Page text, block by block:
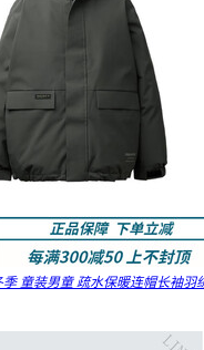
季 童装男童 疏水保暖连帽长袖羽